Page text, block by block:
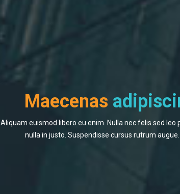
Maecenas
Aliquam euismod libero eu enim. Nulla nec felis sed
nulla in justo. Suspendisse cursus rutrum